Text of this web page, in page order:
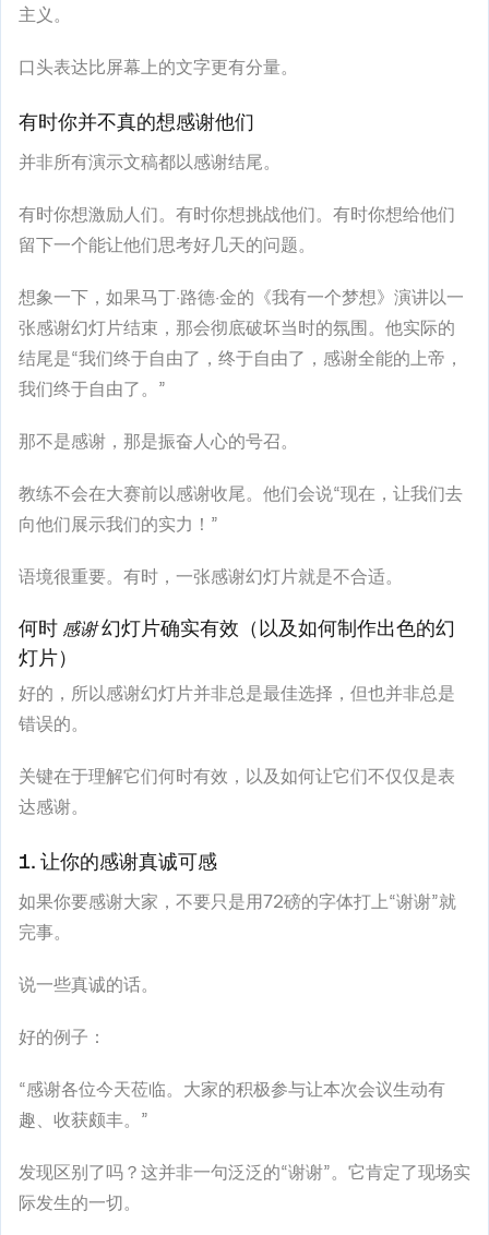
主义。
口头表达比屏幕上的文字更有分量。
有时你并不真的想感谢他们
并非所有演示文稿都以感谢结尾。
有时你想激励人们。有时你想挑战他们。有时你想给他们
留下一个能让他们思考好几天的问题。
想象一下，如果马丁·路德·金的《我有一个梦想》演讲以一
张感谢幻灯片结束，那会彻底破坏当时的氛围。他实际的
结尾是“我们终于自由了，终于自由了，感谢全能的上帝，
我们终于自由了。”
那不是感谢，那是振奋人心的号召。
教练不会在大赛前以感谢收尾。他们会说“现在，让我们去
向他们展示我们的实力！”
语境很重要。有时，一张感谢幻灯片就是不合适。
何时 感谢幻灯片确实有效（以及如何制作出色的幻
灯片）
好的，所以感谢幻灯片并非总是最佳选择，但也并非总是
错误的。
关键在于理解它们何时有效，以及如何让它们不仅仅是表
达感谢。
1. 让你的感谢真诚可感
如果你要感谢大家，不要只是用72磅的字体打上“谢谢”就
完事。
说一些真诚的话。
好的例子：
“感谢各位今天莅临。大家的积极参与让本次会议生动有
趣、收获颇丰。”
发现区别了吗？这并非一句泛泛的“谢谢”。它肯定了现场实
际发生的一切。